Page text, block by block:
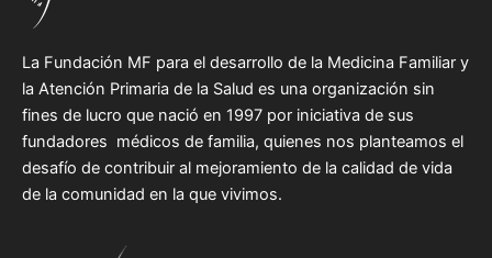
La Fundación MF para el desarrollo de la Medicina Familiar y
la Atención Primaria de la Salud es una organización sin
fines de lucro que nació en 1997 por iniciativa de sus
fundadores médicos de familia, quienes nos planteamos el
desafío de contribuir al mejoramiento de la calidad de vida
de la comunidad en la que vivimos.